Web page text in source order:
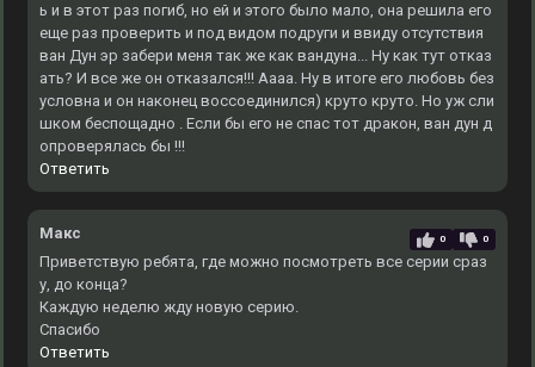
ь и в этот раз погиб, но ей и этого было мало, она решила его
еще раз проверить и под видом подруги и ввиду отсутствия
ван Дун эр забери меня так же как вандуна... Ну как тут отказ
ать? И все же он отказался!!! Аааа. Ну в итоге его любовь без
условна и он наконец воссоединился) круто круто. Но уж сли
шком беспощадно . Если бы его не спас тот дракон, ван дун д
опроверялась бы !!!
Ответить
Макс 0 0
Приветствую ребята, где можно посмотреть все серии сраз
у, до конца?
Каждую неделю жду новую серию.
Спасибо
Ответить